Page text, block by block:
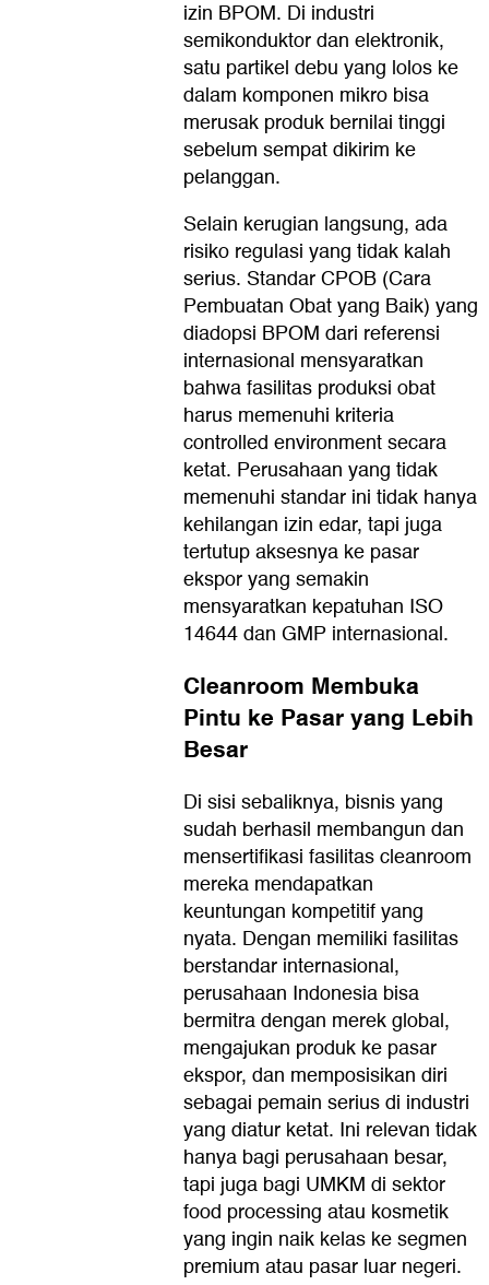
izin BPOM. Di industri
semikonduktor dan elektronik,
satu partikel debu yang lolos ke
dalam komponen mikro bisa
merusak produk bernilai tinggi
sebelum sempat dikirim ke
pelanggan.
Selain kerugian langsung, ada
risiko regulasi yang tidak kalah
serius. Standar CPOB (Cara
Pembuatan Obat yang Baik) yang
diadopsi BPOM dari referensi
internasional mensyaratkan
bahwa fasilitas produksi obat
harus memenuhi kriteria
controlled environment secara
ketat. Perusahaan yang tidak
memenuhi standar ini tidak hanya
kehilangan izin edar, tapi juga
tertutup aksesnya ke pasar
ekspor yang semakin
mensyaratkan kepatuhan ISO
14644 dan GMP internasional.
Cleanroom Membuka
Pintu ke Pasar yang Lebih
Besar
Di sisi sebaliknya, bisnis yang
sudah berhasil membangun dan
mensertifikasi fasilitas cleanroom
mereka mendapatkan
keuntungan kompetitif yang
nyata. Dengan memiliki fasilitas
berstandar internasional,
perusahaan Indonesia bisa
bermitra dengan merek global,
mengajukan produk ke pasar
ekspor, dan memposisikan diri
sebagai pemain serius di industri
yang diatur ketat. Ini relevan tidak
hanya bagi perusahaan besar,
tapi juga bagi UMKM di sektor
food processing atau kosmetik
yang ingin naik kelas ke segmen
premium atau pasar luar negeri.